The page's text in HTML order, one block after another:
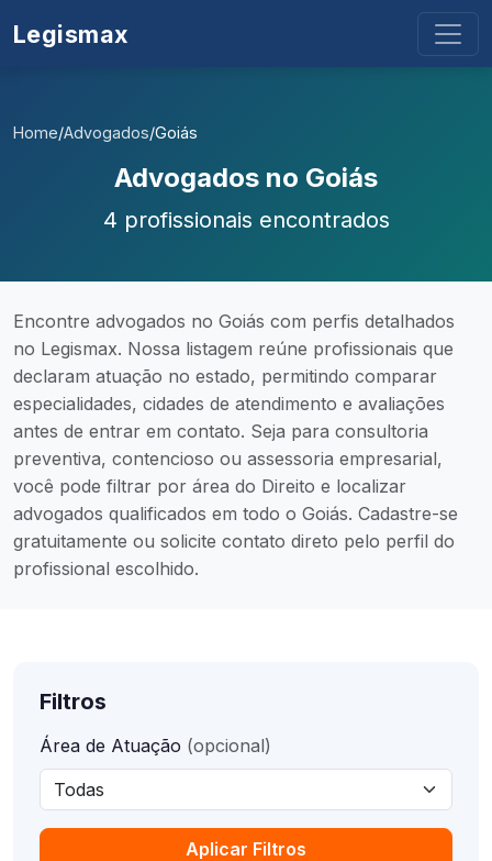
Legismax
Home/Advogados/Goiás
Advogados no Goiás
4 profissionais encontrados
Encontre advogados no Goiás com perfis detalhados
no Legismax. Nossa listagem reúne profissionais que
declaram atuação no estado, permitindo comparar
especialidades, cidades de atendimento e avaliações
antes de entrar em contato. Seja para consultoria
preventiva, contencioso ou assessoria empresarial,
você pode filtrar por área do Direito e localizar
advogados qualificados em todo o Goiás. Cadastre-se
gratuitamente ou solicite contato direto pelo perfil do
profissional escolhido.
Filtros
Área de Atuação (opcional)
Aplicar Filtros